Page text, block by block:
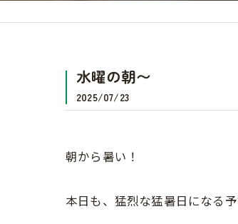
水曜の朝〜
2025/07/23
朝から暑い！
本日も、猛烈な猛暑日になる